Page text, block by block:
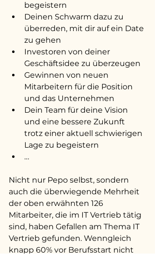
begeistern
Deinen Schwarm dazu zu
überreden, mit dir auf ein Date
zu gehen
Investoren von deiner
Geschäftsidee zu überzeugen
Gewinnen von neuen
Mitarbeitern für die Position
und das Unternehmen
Dein Team für deine Vision
und eine bessere Zukunft
trotz einer aktuell schwierigen
Lage zu begeistern
…
Nicht nur Pepo selbst, sondern
auch die überwiegende Mehrheit
der oben erwähnten 126
Mitarbeiter, die im IT Vertrieb tätig
sind, haben Gefallen am Thema IT
Vertrieb gefunden. Wenngleich
knapp 60% vor Berufsstart nicht